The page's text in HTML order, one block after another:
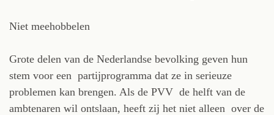
Niet meehobbelen
Grote delen van de Nederlandse bevolking geven hun
stem voor een partijprogramma dat ze in serieuze
problemen kan brengen. Als de PVV de helft van de
ambtenaren wil ontslaan, heeft zij het niet alleen over de